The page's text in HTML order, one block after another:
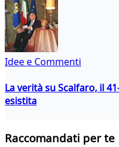
Idee e Commenti
La verità su Scalfaro, il
esistita
Raccomandati per te